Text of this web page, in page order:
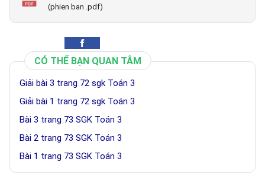
(phien ban .pdf)
CÓ THỂ BẠN QUAN TÂM
Giải bài 3 trang 72 sgk Toán 3
Giải bài 1 trang 72 sgk Toán 3
Bài 3 trang 73 SGK Toán 3
Bài 2 trang 73 SGK Toán 3
Bài 1 trang 73 SGK Toán 3